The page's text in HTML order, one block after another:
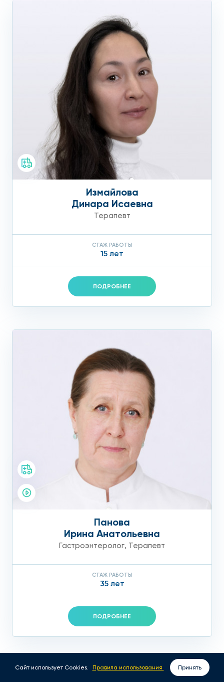
Измайлова
Динара Исаевна
Терапевт
СТАЖ РАБОТЫ
15 лет
ПОДРОБНЕЕ
Панова
Ирина Анатольевна
Гастроэнтеролог, Терапевт
СТАЖ РАБОТЫ
35 лет
ПОДРОБНЕЕ
Сайт использует Cookies. Правила использования Принять
ВЫЗОВ ВРАЧА НА ДОМ ЗАПИСАТЬСЯ ОНЛАЙН